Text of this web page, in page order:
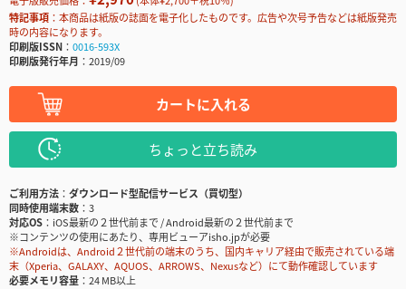
特記事項
本商品は紙版の誌面を電子化したものです。広告や次号予告などは紙版発売
時の内容になります。
印刷版ISSN
0016-593X
印刷版発行年月
2019/09
カートに入れる
ちょっと立ち読み
ご利用方法
ダウンロード型配信サービス（買切型）
同時使用端末数
3
対応OS
iOS最新の２世代前まで / Android最新の２世代前まで
※コンテンツの使用にあたり、専用ビューアisho.jpが必要
※Androidは、Android２世代前の端末のうち、国内キャリア経由で販売されている端
末（Xperia、GALAXY、AQUOS、ARROWS、Nexusなど）にて動作確認しています
必要メモリ容量
24 MB以上